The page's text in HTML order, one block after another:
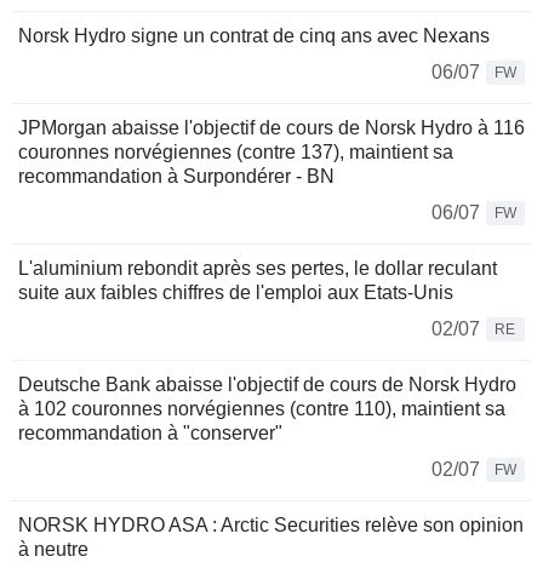
Norsk Hydro signe un contrat de cinq ans avec Nexans
06/07
FW
JPMorgan abaisse l'objectif de cours de Norsk Hydro à 116
couronnes norvégiennes (contre 137), maintient sa
recommandation à Surpondérer - BN
06/07
FW
L'aluminium rebondit après ses pertes, le dollar reculant
suite aux faibles chiffres de l'emploi aux Etats-Unis
02/07
RE
Deutsche Bank abaisse l'objectif de cours de Norsk Hydro
à 102 couronnes norvégiennes (contre 110), maintient sa
recommandation à "conserver"
02/07
FW
NORSK HYDRO ASA : Arctic Securities relève son opinion
à neutre